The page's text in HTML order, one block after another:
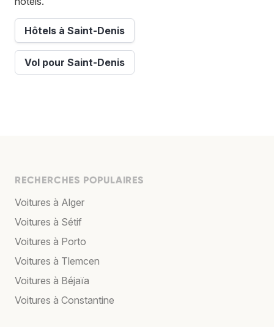
Hôtels à Saint-Denis
Vol pour Saint-Denis
RECHERCHES POPULAIRES
Voitures à Alger
Voitures à Sétif
Voitures à Porto
Voitures à Tlemcen
Voitures à Béjaïa
Voitures à Constantine